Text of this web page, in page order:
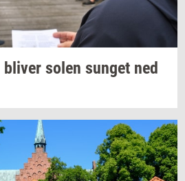
bli­ver solen sun­get ned